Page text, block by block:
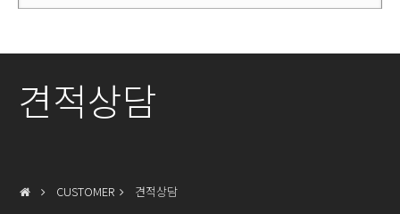
견적상담
CUSTOMER 견적상담